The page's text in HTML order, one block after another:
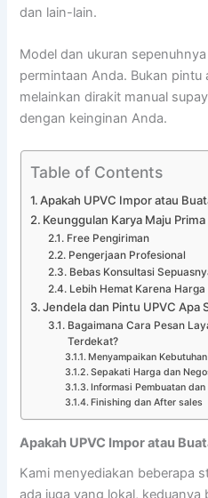
dan lain-lain.
Model dan ukuran
permintaan Anda. Bukan pintu
melainkan dirakit manual
dengan keinginan Anda.
Table of Contents
Apakah UPVC Impor atau
Keunggulan Karya Maju
Free Pengiriman
Pengerjaan Profesional
Bebas Konsultasi
Lebih Hemat Karena
Jendela dan Pintu UPVC Apa
Bagaimana Cara Pesan
Terdekat?
Menyampaikan Kebutuhan
Sepakati Harga dan
Informasi Pembuatan
Finishing dan After sales
Apakah UPVC Impor atau
Kami menyediakan beberapa
ada juga yang lokal, keduanya